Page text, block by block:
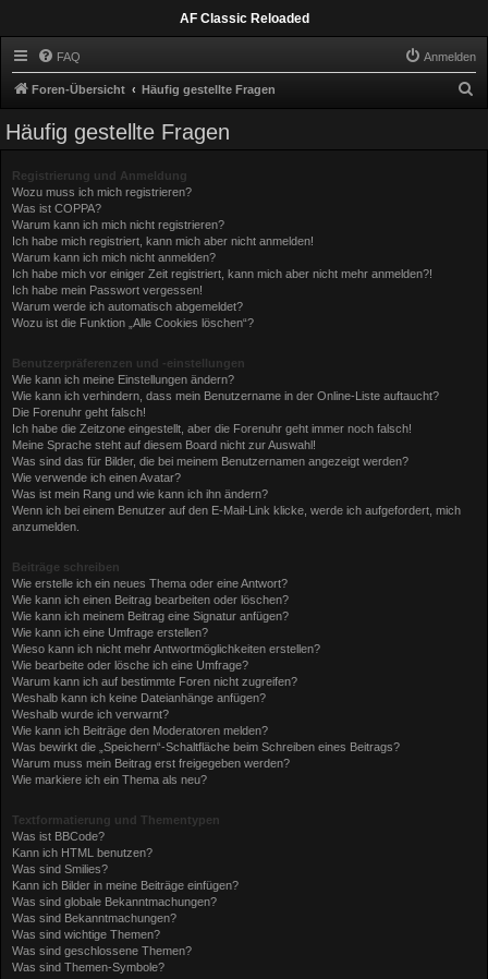
AF Classic Reloaded
FAQ Anmelden
Foren-Übersicht Häufig gestellte Fragen
Häufig gestellte Fragen
Registrierung und Anmeldung
Wozu muss ich mich registrieren?
Was ist COPPA?
Warum kann ich mich nicht registrieren?
Ich habe mich registriert, kann mich aber nicht anmelden!
Warum kann ich mich nicht anmelden?
Ich habe mich vor einiger Zeit registriert, kann mich aber nicht mehr anmelden?!
Ich habe mein Passwort vergessen!
Warum werde ich automatisch abgemeldet?
Wozu ist die Funktion „Alle Cookies löschen“?
Benutzerpräferenzen und -einstellungen
Wie kann ich meine Einstellungen ändern?
Wie kann ich verhindern, dass mein Benutzername in der Online-Liste auftaucht?
Die Forenuhr geht falsch!
Ich habe die Zeitzone eingestellt, aber die Forenuhr geht immer noch falsch!
Meine Sprache steht auf diesem Board nicht zur Auswahl!
Was sind das für Bilder, die bei meinem Benutzernamen angezeigt werden?
Wie verwende ich einen Avatar?
Was ist mein Rang und wie kann ich ihn ändern?
Wenn ich bei einem Benutzer auf den E-Mail-Link klicke, werde ich aufgefordert, mich
anzumelden.
Beiträge schreiben
Wie erstelle ich ein neues Thema oder eine Antwort?
Wie kann ich einen Beitrag bearbeiten oder löschen?
Wie kann ich meinem Beitrag eine Signatur anfügen?
Wie kann ich eine Umfrage erstellen?
Wieso kann ich nicht mehr Antwortmöglichkeiten erstellen?
Wie bearbeite oder lösche ich eine Umfrage?
Warum kann ich auf bestimmte Foren nicht zugreifen?
Weshalb kann ich keine Dateianhänge anfügen?
Weshalb wurde ich verwarnt?
Wie kann ich Beiträge den Moderatoren melden?
Was bewirkt die „Speichern“-Schaltfläche beim Schreiben eines Beitrags?
Warum muss mein Beitrag erst freigegeben werden?
Wie markiere ich ein Thema als neu?
Textformatierung und Thementypen
Was ist BBCode?
Kann ich HTML benutzen?
Was sind Smilies?
Kann ich Bilder in meine Beiträge einfügen?
Was sind globale Bekanntmachungen?
Was sind Bekanntmachungen?
Was sind wichtige Themen?
Was sind geschlossene Themen?
Was sind Themen-Symbole?